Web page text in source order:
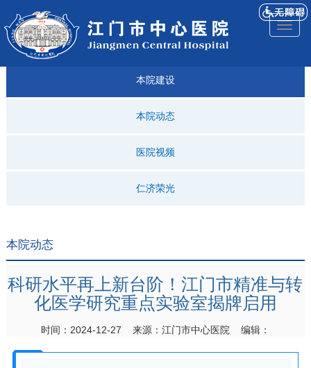
医院
简介
来院
导航
就诊
指引
专科
建设
仁济
科普
人才
招聘
仁济
医院
视频
本院建设
本院动态
医院视频
仁济荣光
本院动态
科研水平再上新台阶！江门市精准与转
化医学研究重点实验室揭牌启用
时间：2024-12-27 来源：江门市中心医院 编辑：